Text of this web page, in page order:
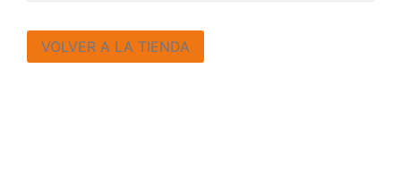
VOLVER A LA TIENDA